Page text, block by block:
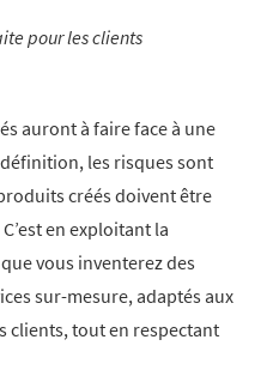
pour les clients
auront à faire face à une
les risques sont
créés doivent être
en exploitant la
vous inventerez des
sur-mesure, adaptés aux
clients, tout en respectant